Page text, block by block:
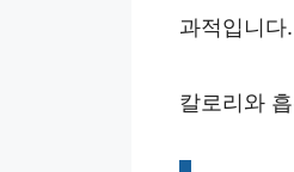
과적입니다.
칼로리와